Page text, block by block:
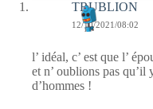
TRUBLION
12/10/2021/08:02
l’ idéal, c’ est que l’
et n’ oublions pas qu’il
d’hommes !